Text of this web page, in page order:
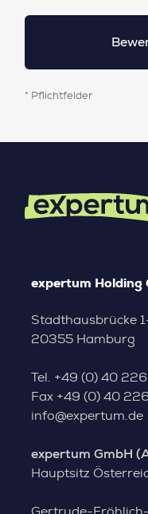
* Pflichtfelder
expertum Holding
Stadthausbrücke
20355 Hamburg
Tel. +49 (0) 40
Fax +49 (0) 40
info@expertum.de
expertum GmbH
Hauptsitz